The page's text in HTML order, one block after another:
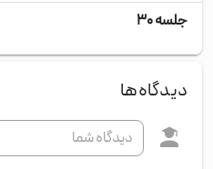
جلسه ۳۰
دیدگاه‌ها